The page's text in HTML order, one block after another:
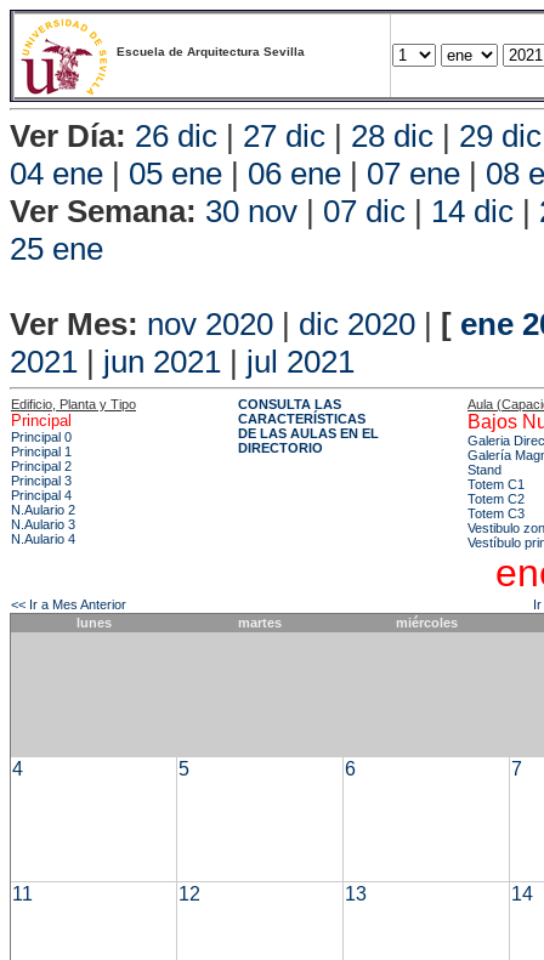
Escuela de Arquitectura Sevilla
Ver Día: 26 dic | 27 dic | 28 dic | 29 dic
04 ene | 05 ene | 06 ene | 07 ene | 08
Ver Semana: 30 nov | 07 dic | 14 dic |
25 ene
Ver Mes: nov 2020 | dic 2020 | [ ene
2021 | jun 2021 | jul 2021
Edificio, Planta y Tipo
Principal
Principal 0
Principal 1
Principal 2
Principal 3
Principal 4
N.Aulario 2
N.Aulario 3
N.Aulario 4
CONSULTA LAS
CARACTERÍSTICAS
DE LAS AULAS EN EL
DIRECTORIO
Aula
Bajos
Galeria
Galería
Stand
Totem C1
Totem C2
Totem C3
Vestibulo
Vestíbulo
<< Ir a Mes Anterior
lunes
martes miércoles
4 5 6 7
11 12 13 14